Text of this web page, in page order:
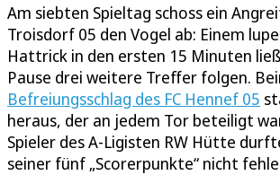
Am siebten Spieltag schoss ein
Troisdorf 05 den Vogel ab: Einem
Hattrick in den ersten 15 Minuten
Pause drei weitere Treffer folgen.
Befreiungsschlag des FC Hennef 05
heraus, der an jedem Tor beteiligt
Spieler des A-Ligisten RW Hütte
seiner fünf „Scorerpunkte“ nicht